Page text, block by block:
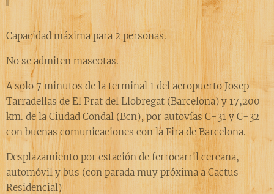
Capacidad máxima para 2 personas.
No se admiten mascotas.
A solo 7 minutos de la terminal 1 del aeropuerto Josep
Tarradellas de El Prat del Llobregat (Barcelona) y 17,200
km. de la Ciudad Condal (Bcn), por autovías C-31 y C-32
con buenas comunicaciones con la Fira de Barcelona.
Desplazamiento por estación de ferrocarril cercana,
automóvil y bus (con parada muy próxima a Cactus
Residencial)